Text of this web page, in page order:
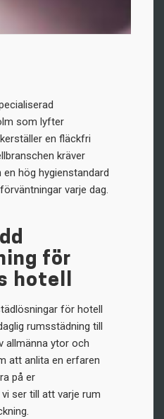
som lyfter
en fläckfri
kräver
hög hygienstandard
varje dag.
för
hotell
för hotell
rumsstädning till
allmänna ytor och
att anlita en erfaren
på er
ser till att varje rum